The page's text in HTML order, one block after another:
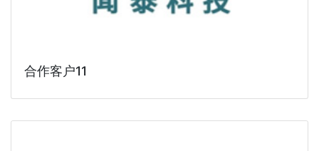
合作客户11